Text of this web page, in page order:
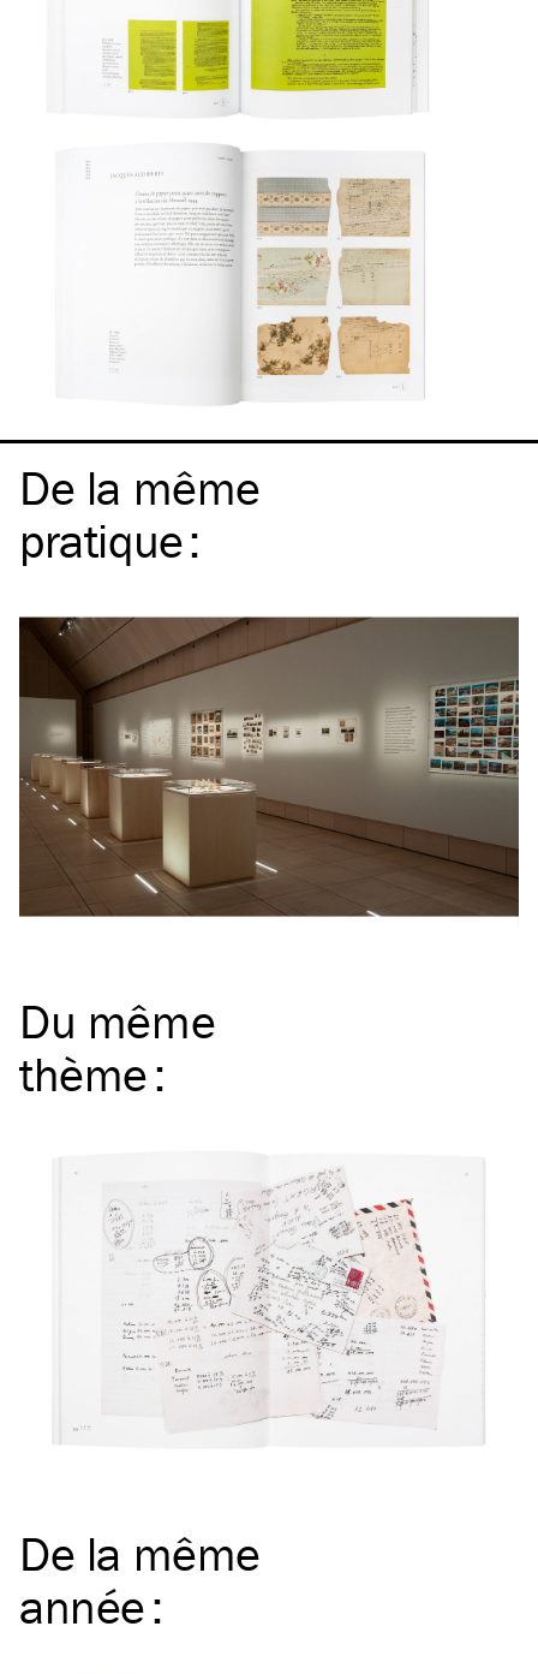
De la même
pratique:
Du même
thème:
De la même
année: